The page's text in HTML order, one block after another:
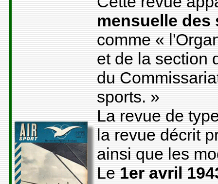
mensuelle des
comme «
et de la section
du
sports. »
La revue de
la revue décrit
ainsi que les
Le 1er avril